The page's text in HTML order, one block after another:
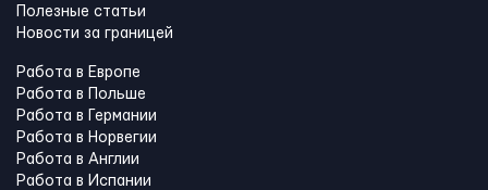
Полезные статьи
Новости за границей
Работа в Европе
Работа в Польше
Работа в Германии
Работа в Норвегии
Работа в Англии
Работа в Испании